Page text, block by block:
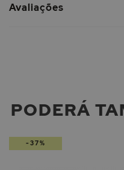
Avaliações
PODERÁ
-37%